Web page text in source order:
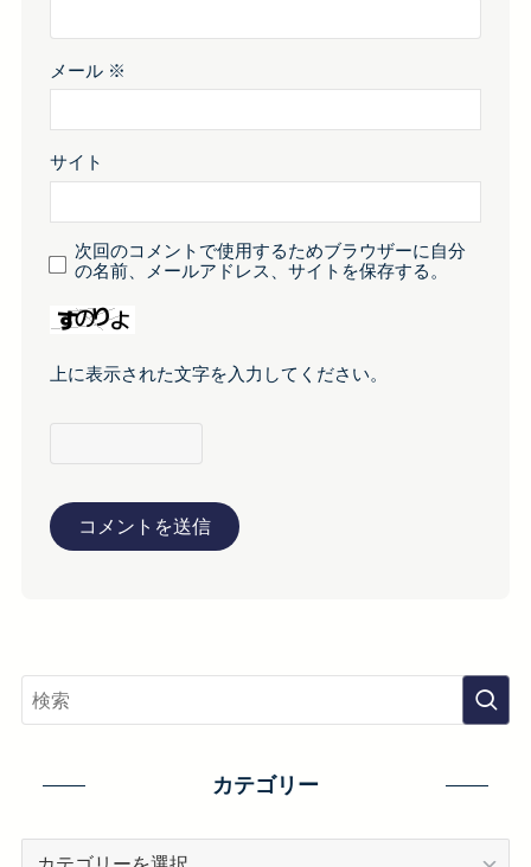
メール ※
サイト
次回のコメントで使用するためブラウザーに自分
の名前、メールアドレス、サイトを保存する。
上に表示された文字を入力してください。
カテゴリー